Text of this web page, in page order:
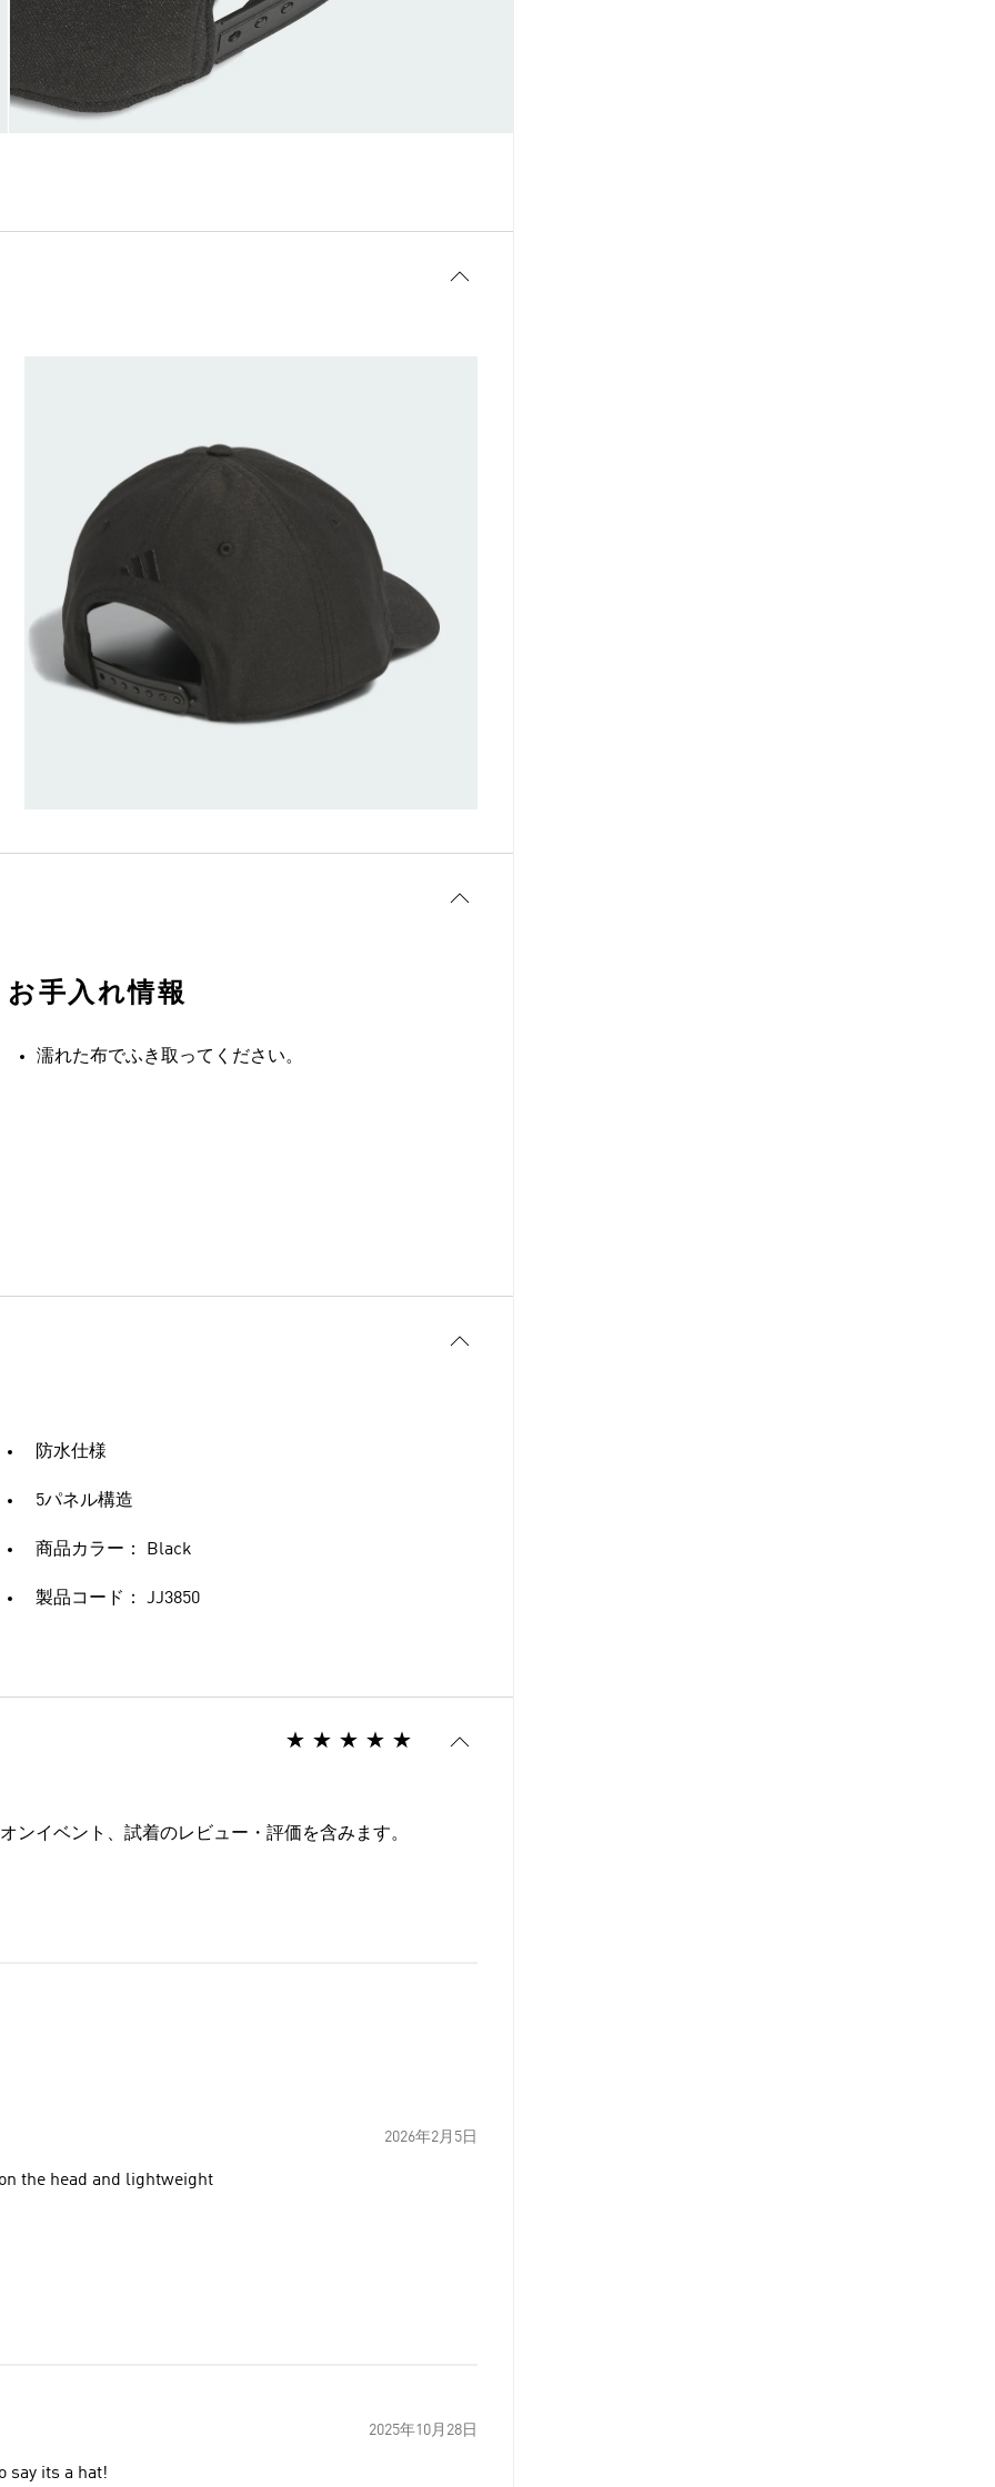
お手入れ情報
濡れた布でふき取ってください。
防水仕様
5パネル構造
商品カラー： Black
製品コード： JJ3850
ンイベント、試着のレビュー・評価を含みます。
2026年2月5日
the head and lightweight
2025年10月28日
say its a hat!